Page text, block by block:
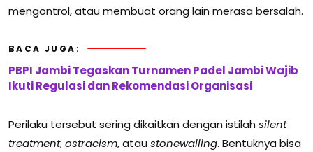
mengontrol, atau membuat orang lain merasa bersalah.
BACA JUGA:
PBPI Jambi Tegaskan Turnamen Padel Jambi Wajib
Ikuti Regulasi dan Rekomendasi Organisasi
Perilaku tersebut sering dikaitkan dengan istilah silent
treatment,ostracism, atau stonewalling. Bentuknya bisa